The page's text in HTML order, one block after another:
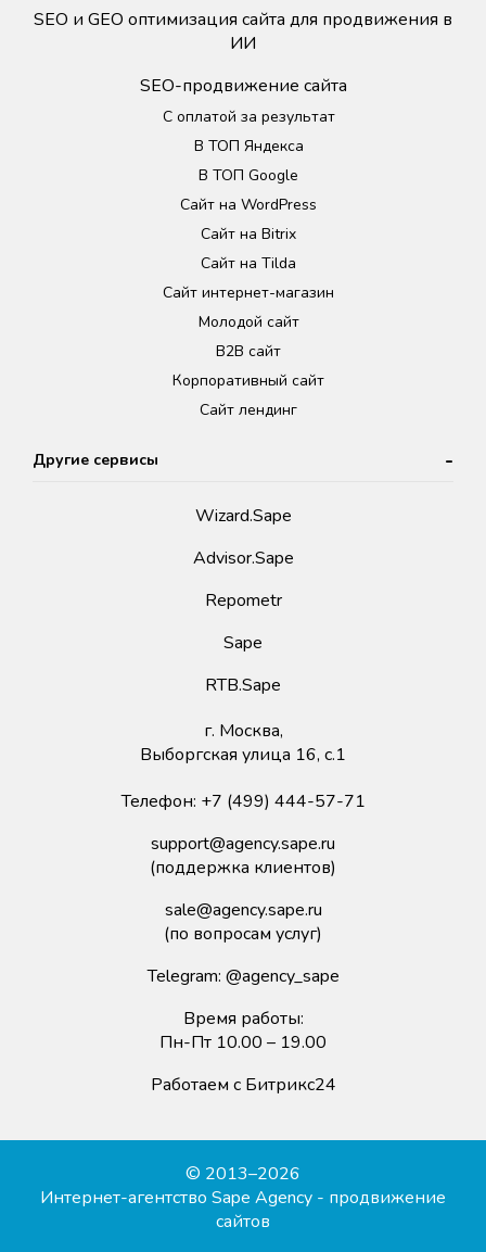
SEO и GEO оптимизация сайта для продвижения в
ИИ
SEO-продвижение сайта
С оплатой за результат
В ТОП Яндекса
В ТОП Google
Сайт на WordPress
Сайт на Bitrix
Сайт на Tilda
Сайт интернет-магазин
Молодой сайт
B2B сайт
Корпоративный сайт
Сайт лендинг
Другие сервисы
Wizard.Sape
Advisor.Sape
Repometr
Sape
RTB.Sape
г. Москва,
Выборгская улица 16, с.1
Телефон: +7 (499) 444-57-71
support@agency.sape.ru
(поддержка клиентов)
sale@agency.sape.ru
(по вопросам услуг)
Telegram: @agency_sape
Время работы:
Пн-Пт 10.00 – 19.00
Работаем с Битрикс24
© 2013–2026
Интернет-агентство Sape Agency - продвижение
сайтов